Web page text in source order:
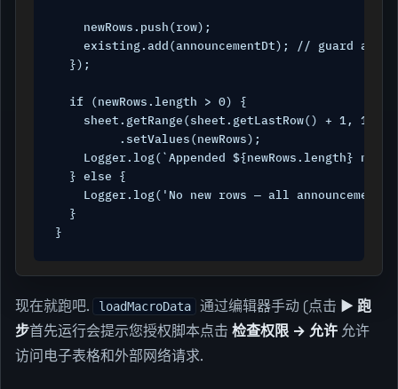
    newRows.push(row);
existing.add(announcementDt); // guard
  });
  if (newRows.length > 0) {
sheet.getRange(sheet.getLastRow() + 1, 1,
         .setValues(newRows);
Logger.log(`Appended ${newRows.length} new
  } else {
Logger.log('No new rows — all announcements
  }
}
现在就跑吧. loadMacroData 通过编辑器手动 (点击 ▶ 跑
步首先运行会提示您授权脚本点击 检查权限 → 允许 允许
访问电子表格和外部网络请求.